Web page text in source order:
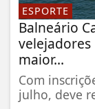
ESPORTE
Balneário
maior...
Com
julho, deve